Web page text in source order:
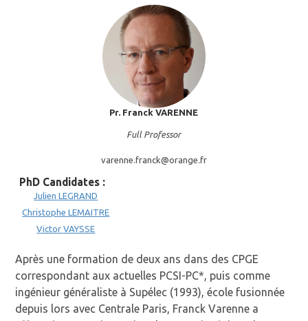
Pr. FranckVARENNE
Full Professor
varenne.franck@orange.fr
PhD Candidates :
JulienLEGRAND
ChristopheLEMAITRE
VictorVAYSSE
Après une formation de deux ans dans des CPGE
correspondant aux actuelles PCSI-PC*, puis comme
ingénieur généraliste à Supélec (1993), école fusionnée
depuis lors avec Centrale Paris, Franck Varenne a